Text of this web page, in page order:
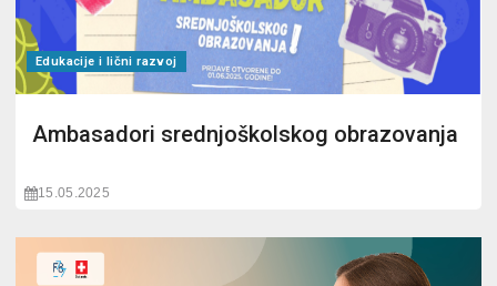
Edukacije i lični razvoj
Ambasadori srednjoškolskog obrazovanja
15.05.2025